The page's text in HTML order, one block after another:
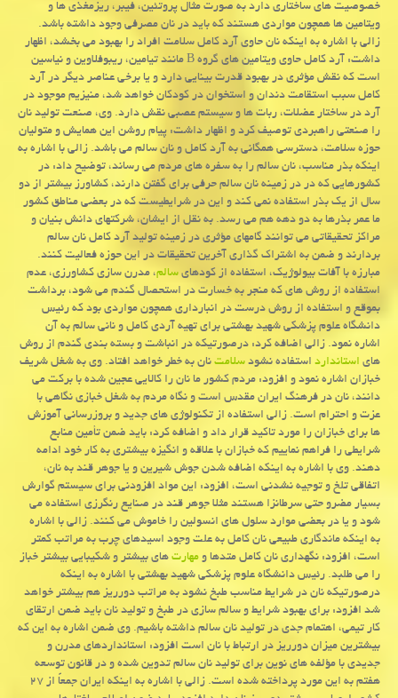
خصوصیت های ساختاری دارد به صورت مثال پروتئین، فیبر، ریزمغذی ها و
ویتامین ها همچون مواردی هستند که باید در نان مصرفی وجود داشته باشد.
زالی با اشاره به اینکه نان حاوی آرد کامل سلامت افراد را بهبود می بخشد، اظهار
داشت: آرد کامل حاوی ویتامین های گروه B مانند تیامین، ریبوفلاوین و نیاسین
است که نقش مؤثری در بهبود قدرت بینایی دارد و یا برخی عناصر دیگر در آرد
کامل سبب استقامت دندان و استخوان در کودکان خواهد شد، منیزیم موجود در
آرد در ساختار عضلات، ربات ها و سیستم عصبی نقش دارد. وی، صنعت تولید نان
را صنعتی راهبردی توصیف کرد و اظهار داشت: پیام روشن این همایش و متولیان
حوزه سلامت، دسترسی همگانی به آرد کامل و نان سالم می باشد. زالی با اشاره به
اینکه بذر مناسب، نان سالم را به سفره های مردم می رساند، توضیح داد: در
کشورهایی که در در زمینه نان سالم حرفی برای گفتن دارند، کشاورز بیشتر از دو
سال از یک بذر استفاده نمی کند و این در شرایطیست که در بعضی مناطق کشور
ما عمر بذرها به دو دهه هم می رسد. به نقل از ایشان، شرکتهای دانش بنیان و
مراکز تحقیقاتی می توانند گامهای مؤثری در زمینه تولید آرد کامل نان سالم
بردارند و ضمن به اشتراک گذاری آخرین تحقیقات در این حوزه فعالیت کنند.
مبارزه با آفات بیولوژیک، استفاده از کودهایسالم، مدرن سازی کشاورزی، عدم
استفاده از روش های که منجر به خسارت در استحصال گندم می شود، برداشت
بموقع و استفاده از روش درست در انبارداری همچون مواردی بود که رئیس
دانشگاه علوم پزشکی شهید بهشتی برای تهیه آردی کامل و نانی سالم به آن
اشاره نمود. زالی اضافه کرد: درصورتیکه در انباشت و بسته بندی گندم از روش
هایاستاندارداستفاده نشودسلامتنان به خطر خواهد افتاد. وی به شغل شریف
خبازان اشاره نمود و افزود: مردم کشور ما نان را کالایی عجین شده با برکت می
دانند، نان در فرهنگ ایران مقدس است و نگاه مردم به شغل خبازی نگاهی با
عزت و احترام است. زالی استفاده از تکنولوژی های جدید و بروزرسانی آموزش
ها برای خبازان را مورد تاکید قرار داد و اضافه کرد: باید ضمن تأمین منابع
شرایطی را فراهم نماییم که خبازان با علاقه و انگیزه بیشتری به کار خود ادامه
دهند. وی با اشاره به اینکه اضافه شدن جوش شیرین و یا جوهر قند به نان،
اتفاقی تلخ و توجیه نشدنی است، افزود: این مواد افزودنی برای سیستم گوارش
بسیار مضرو حتی سرطانزا هستند مثلا جوهر قند در صنایع رنگرزی استفاده می
شود و یا در بعضی موارد سلول های انسولین را خاموش می کنند. زالی با اشاره
به اینکه ماندگاری طبیعی نان کامل به علت وجود اسیدهای چرب به مراتب کمتر
است، افزود: نگهداری نان کامل متدها ومهارتهای بیشتر و شکیبایی بیشتر خباز
را می طلبد. رئیس دانشگاه علوم پزشکی شهید بهشتی با اشاره به اینکه
درصورتیکه نان در شرایط مناسب طبخ نشود به مراتب دورریز هم بیشتر خواهد
شد افزود: برای بهبود شرایط و سالم سازی در طبخ و تولید نان باید ضمن ارتقای
کار تیمی، اهتمام جدی در تولید نان سالم داشته باشیم. وی ضمن اشاره به این که
بیشترین میزان دورریز در ارتباط با نان است افزود: استانداردهای مدرن و
جدیدی با مؤلفه های نوین برای تولید نان سالم تدوین شده و در قانون توسعه
هفتم به این مورد پرداخته شده است. زالی با اشاره به اینکه ایران جمعاً از ۲۷